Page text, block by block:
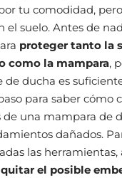
tu comodidad,
el suelo. Antes de
proteger tanto la
como la mampara,
de ducha es
para saber cómo
una mampara de
dañados.
las herramientas,
el posible